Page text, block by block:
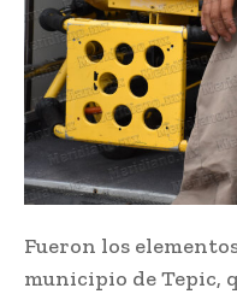
Fueron los
municipio de Tepic,